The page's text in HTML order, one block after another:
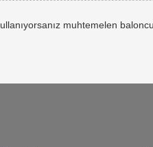
muhtemelen